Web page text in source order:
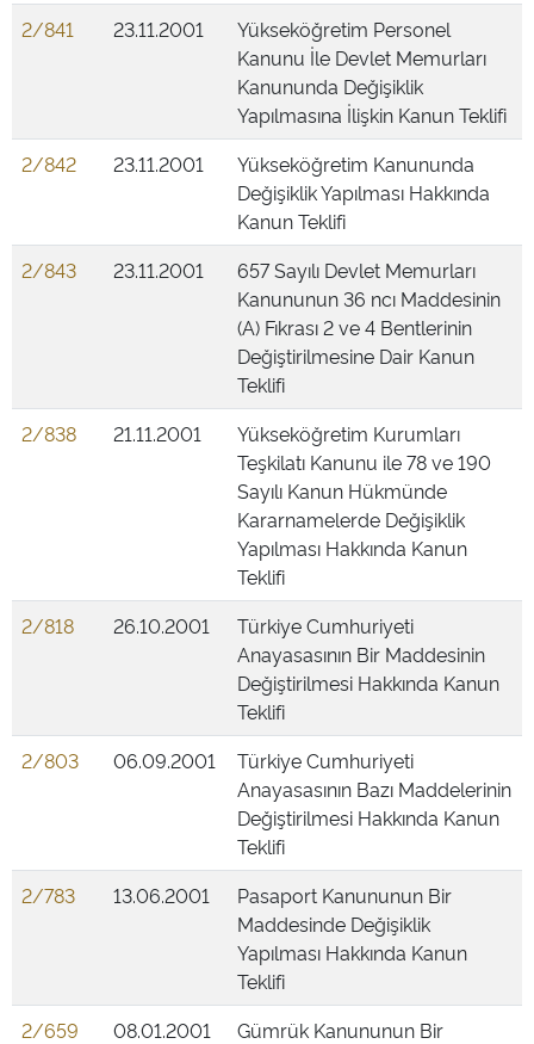
2/841
23.11.2001
Yükseköğretim Personel
Kanunu İle Devlet Memurları
Kanununda Değişiklik
Yapılmasına İlişkin Kanun Teklifi
2/842
23.11.2001
Yükseköğretim Kanununda
Değişiklik Yapılması Hakkında
Kanun Teklifi
2/843
23.11.2001
657 Sayılı Devlet Memurları
Kanununun 36 ncı Maddesinin
(A) Fıkrası 2 ve 4 Bentlerinin
Değiştirilmesine Dair Kanun
Teklifi
2/838
21.11.2001
Yükseköğretim Kurumları
Teşkilatı Kanunu ile 78 ve 190
Sayılı Kanun Hükmünde
Kararnamelerde Değişiklik
Yapılması Hakkında Kanun
Teklifi
2/818
26.10.2001
Türkiye Cumhuriyeti
Anayasasının Bir Maddesinin
Değiştirilmesi Hakkında Kanun
Teklifi
2/803
06.09.2001
Türkiye Cumhuriyeti
Anayasasının Bazı Maddelerinin
Değiştirilmesi Hakkında Kanun
Teklifi
2/783
13.06.2001
Pasaport Kanununun Bir
Maddesinde Değişiklik
Yapılması Hakkında Kanun
Teklifi
2/659
08.01.2001
Gümrük Kanununun Bir